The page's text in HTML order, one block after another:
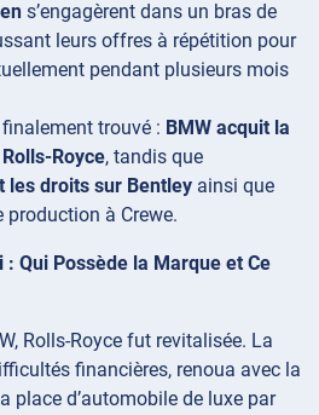
s’engagèrent dans un bras de
leurs offres à répétition pour
pendant plusieurs mois
trouvé : BMW acquit la
Royce, tandis que
les droits sur Bentley ainsi que
production à Crewe.
: Qui Possède la Marque et Ce
Rolls-Royce fut revitalisée. La
financières, renoua avec la
place d’automobile de luxe par